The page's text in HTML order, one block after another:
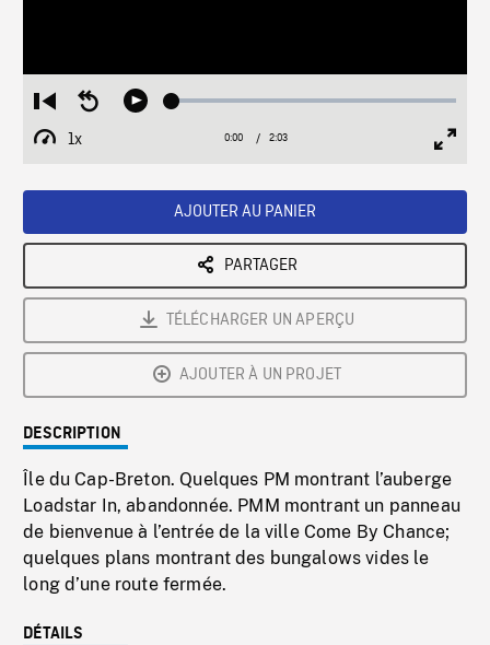
Restart
from
beginning
Seek
Play Loaded:
1x
Playback
Current
0:00 / Duration
2:03
AJOUTER AU PANIER
PARTAGER
TÉLÉCHARGER UN APERÇU
AJOUTER À UN PROJET
DESCRIPTION
Île du Cap-Breton. Quelques PM montrant l’auberge
Loadstar In, abandonnée. PMM montrant un panneau
de bienvenue à l’entrée de la ville Come By Chance;
quelques plans montrant des bungalows vides le
long d’une route fermée.
DÉTAILS